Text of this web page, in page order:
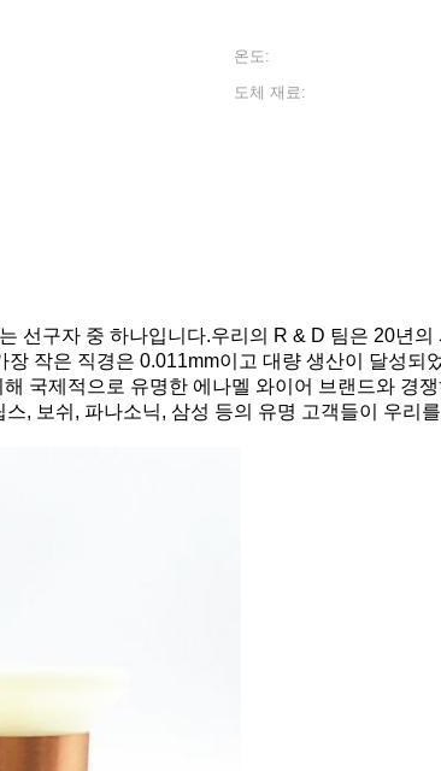
온도:
도체 재료:
선구자 중 하나입니다.우리의 R & D 팀은 20년
작은 직경은 0.011mm이고 대량 생산이 달성
국제적으로 유명한 에나멜 와이어 브랜드와 경
, 보쉬, 파나소닉, 삼성 등의 유명 고객들이 우리